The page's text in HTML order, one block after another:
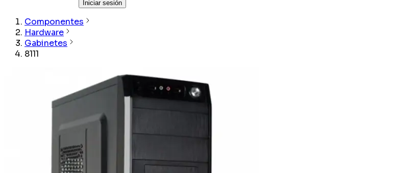
Iniciar sesión
Componentes
Hardware
Gabinetes
8111